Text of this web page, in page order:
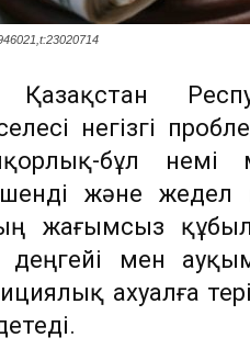
Қазақстан
негізгі
бұл үнемі
және жедел
жағымсыз
деңгейі мен
ахуалға